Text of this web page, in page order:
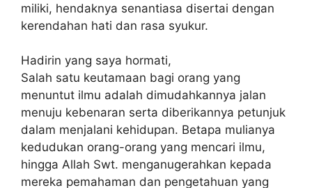
miliki, hendaknya senantiasa disertai dengan
kerendahan hati dan rasa syukur.
Hadirin yang saya hormati,
Salah satu keutamaan bagi orang yang
menuntut ilmu adalah dimudahkannya jalan
menuju kebenaran serta diberikannya petunjuk
dalam menjalani kehidupan. Betapa mulianya
kedudukan orang-orang yang mencari ilmu,
hingga Allah Swt. menganugerahkan kepada
mereka pemahaman dan pengetahuan yang